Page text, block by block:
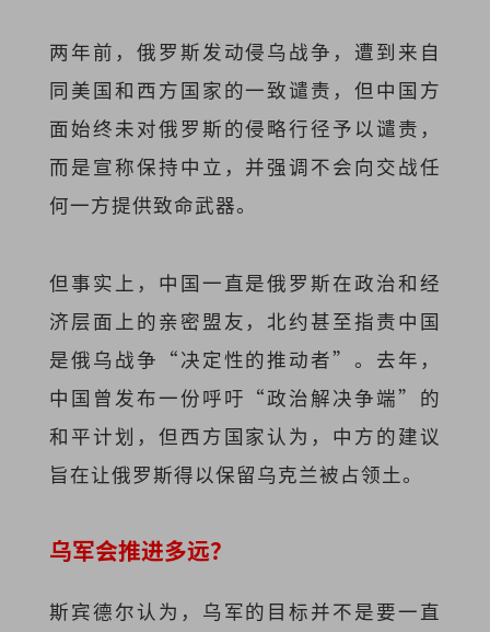
两年前，俄罗斯发动侵乌战争，遭到来自
同美国和西方国家的一致谴责，但中国方
面始终未对俄罗斯的侵略行径予以谴责，
而是宣称保持中立，并强调不会向交战任
何一方提供致命武器。
但事实上，中国一直是俄罗斯在政治和经
济层面上的亲密盟友，北约甚至指责中国
是俄乌战争“决定性的推动者”。去年，
中国曾发布一份呼吁“政治解决争端”的
和平计划，但西方国家认为，中方的建议
旨在让俄罗斯得以保留乌克兰被占领土。
乌军会推进多远？
斯宾德尔认为，乌军的目标并不是要一直